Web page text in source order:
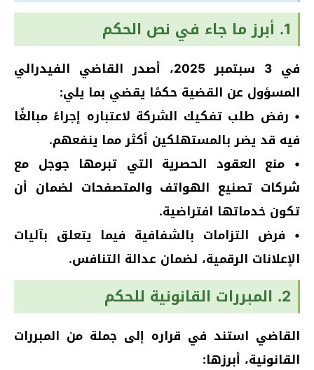
1. أبرز ما جاء في نص الحكم
في 3 سبتمبر 2025، أصدر القاضي الفيدرالي
المسؤول عن القضية حكمًا يقضي بما يلي:
• رفض طلب تفكيك الشركة لاعتباره إجراءً مبالغًا
فيه قد يضر بالمستهلكين أكثر مما ينفعهم.
• منع العقود الحصرية التي تبرمها جوجل مع
شركات تصنيع الهواتف والمتصفحات لضمان أن
تكون خدماتها افتراضية.
• فرض التزامات بالشفافية فيما يتعلق بآليات
الإعلانات الرقمية، لضمان عدالة التنافس.
2. المبررات القانونية للحكم
القاضي استند في قراره إلى جملة من المبررات
القانونية، أبرزها: